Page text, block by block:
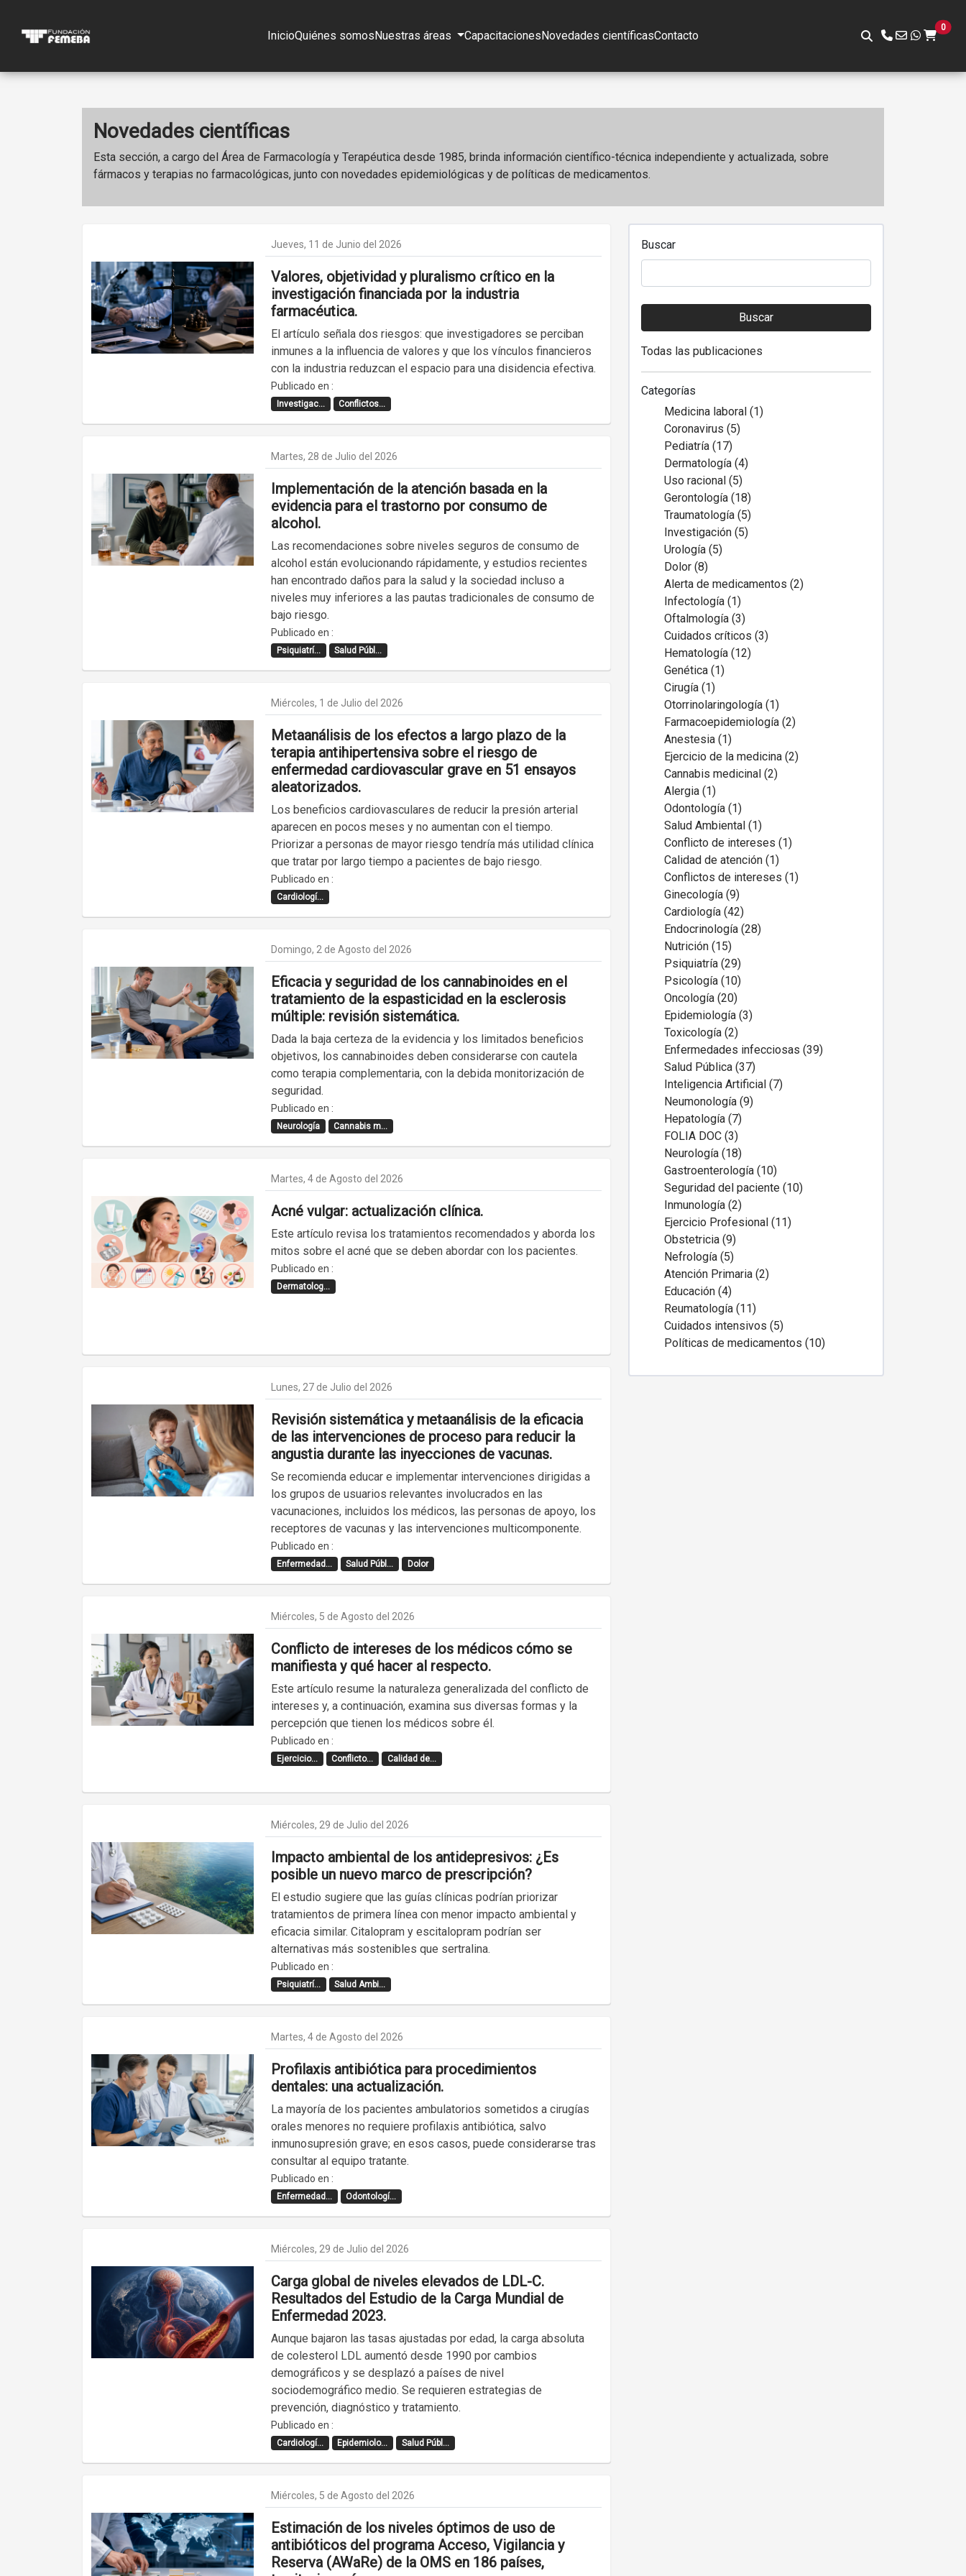
InicioQuiénes somosNuestras áreas CapacitacionesNovedades científicasContacto
0
Novedades científicas
Esta sección, a cargo del Área de Farmacología y Terapéutica desde 1985, brinda información científico-técnica independiente y actualizada, sobre
fármacos y terapias no farmacológicas, junto con novedades epidemiológicas y de políticas de medicamentos.
Jueves, 11 de Junio del 2026
Valores, objetividad y pluralismo crítico en la
investigación financiada por la industria
farmacéutica.
El artículo señala dos riesgos: que investigadores se perciban
inmunes a la influencia de valores y que los vínculos financieros
con la industria reduzcan el espacio para una disidencia efectiva.
Publicado en :
Investigac... Conflictos...
Martes, 28 de Julio del 2026
Implementación de la atención basada en la
evidencia para el trastorno por consumo de
alcohol.
Las recomendaciones sobre niveles seguros de consumo de
alcohol están evolucionando rápidamente, y estudios recientes
han encontrado daños para la salud y la sociedad incluso a
niveles muy inferiores a las pautas tradicionales de consumo de
bajo riesgo.
Publicado en :
Psiquiatrí... Salud Públ...
Miércoles, 1 de Julio del 2026
Metaanálisis de los efectos a largo plazo de la
terapia antihipertensiva sobre el riesgo de
enfermedad cardiovascular grave en 51 ensayos
aleatorizados.
Los beneficios cardiovasculares de reducir la presión arterial
aparecen en pocos meses y no aumentan con el tiempo.
Priorizar a personas de mayor riesgo tendría más utilidad clínica
que tratar por largo tiempo a pacientes de bajo riesgo.
Publicado en :
Cardiologí...
Domingo, 2 de Agosto del 2026
Eficacia y seguridad de los cannabinoides en el
tratamiento de la espasticidad en la esclerosis
múltiple: revisión sistemática.
Dada la baja certeza de la evidencia y los limitados beneficios
objetivos, los cannabinoides deben considerarse con cautela
como terapia complementaria, con la debida monitorización de
seguridad.
Publicado en :
Neurología Cannabis m...
Martes, 4 de Agosto del 2026
Acné vulgar: actualización clínica.
Este artículo revisa los tratamientos recomendados y aborda los
mitos sobre el acné que se deben abordar con los pacientes.
Publicado en :
Dermatolog...
Lunes, 27 de Julio del 2026
Revisión sistemática y metaanálisis de la eficacia
de las intervenciones de proceso para reducir la
angustia durante las inyecciones de vacunas.
Se recomienda educar e implementar intervenciones dirigidas a
los grupos de usuarios relevantes involucrados en las
vacunaciones, incluidos los médicos, las personas de apoyo, los
receptores de vacunas y las intervenciones multicomponente.
Publicado en :
Enfermedad... Salud Públ... Dolor
Miércoles, 5 de Agosto del 2026
Conflicto de intereses de los médicos cómo se
manifiesta y qué hacer al respecto.
Este artículo resume la naturaleza generalizada del conflicto de
intereses y, a continuación, examina sus diversas formas y la
percepción que tienen los médicos sobre él.
Publicado en :
Ejercicio... Conflicto... Calidad de...
Miércoles, 29 de Julio del 2026
Impacto ambiental de los antidepresivos: ¿Es
posible un nuevo marco de prescripción?
El estudio sugiere que las guías clínicas podrían priorizar
tratamientos de primera línea con menor impacto ambiental y
eficacia similar. Citalopram y escitalopram podrían ser
alternativas más sostenibles que sertralina.
Publicado en :
Psiquiatrí... Salud Ambi...
Martes, 4 de Agosto del 2026
Profilaxis antibiótica para procedimientos
dentales: una actualización.
La mayoría de los pacientes ambulatorios sometidos a cirugías
orales menores no requiere profilaxis antibiótica, salvo
inmunosupresión grave; en esos casos, puede considerarse tras
consultar al equipo tratante.
Publicado en :
Enfermedad... Odontologí...
Miércoles, 29 de Julio del 2026
Carga global de niveles elevados de LDL-C.
Resultados del Estudio de la Carga Mundial de
Enfermedad 2023.
Aunque bajaron las tasas ajustadas por edad, la carga absoluta
de colesterol LDL aumentó desde 1990 por cambios
demográficos y se desplazó a países de nivel
sociodemográfico medio. Se requieren estrategias de
prevención, diagnóstico y tratamiento.
Publicado en :
Cardiologí... Epidemiolo... Salud Públ...
Miércoles, 5 de Agosto del 2026
Estimación de los niveles óptimos de uso de
antibióticos del programa Acceso, Vigilancia y
Reserva (AWaRe) de la OMS en 186 países,
Buscar
Buscar
Todas las publicaciones
Categorías
Medicina laboral (1)
Coronavirus (5)
Pediatría (17)
Dermatología (4)
Uso racional (5)
Gerontología (18)
Traumatología (5)
Investigación (5)
Urología (5)
Dolor (8)
Alerta de medicamentos (2)
Infectología (1)
Oftalmología (3)
Cuidados críticos (3)
Hematología (12)
Genética (1)
Cirugía (1)
Otorrinolaringología (1)
Farmacoepidemiología (2)
Anestesia (1)
Ejercicio de la medicina (2)
Cannabis medicinal (2)
Alergia (1)
Odontología (1)
Salud Ambiental (1)
Conflicto de intereses (1)
Calidad de atención (1)
Conflictos de intereses (1)
Ginecología (9)
Cardiología (42)
Endocrinología (28)
Nutrición (15)
Psiquiatría (29)
Psicología (10)
Oncología (20)
Epidemiología (3)
Toxicología (2)
Enfermedades infecciosas (39)
Salud Pública (37)
Inteligencia Artificial (7)
Neumonología (9)
Hepatología (7)
FOLIA DOC (3)
Neurología (18)
Gastroenterología (10)
Seguridad del paciente (10)
Inmunología (2)
Ejercicio Profesional (11)
Obstetricia (9)
Nefrología (5)
Atención Primaria (2)
Educación (4)
Reumatología (11)
Cuidados intensivos (5)
Políticas de medicamentos (10)